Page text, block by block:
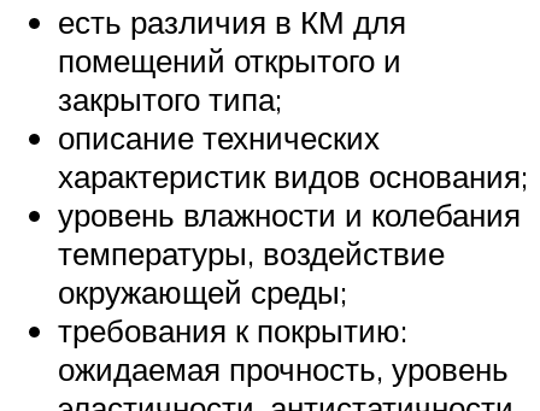
есть различия в КМ для
помещений открытого и
закрытого типа;
описание технических
характеристик видов основания;
уровень влажности и колебания
температуры, воздействие
окружающей среды;
требования к покрытию:
ожидаемая прочность, уровень